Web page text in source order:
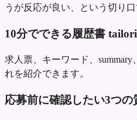
うが反応が良い、という切り口
10分でできる履歴書
求人票、キーワード、summary
れを紹介できます。
応募前に確認したい3つの